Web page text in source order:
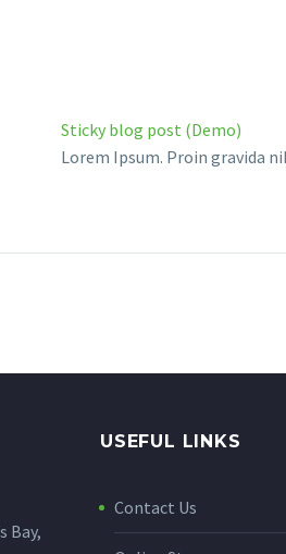
Sticky blog post (Demo)
Lorem Ipsum. Proin gravida
Bay,
USEFUL LINKS
Contact Us